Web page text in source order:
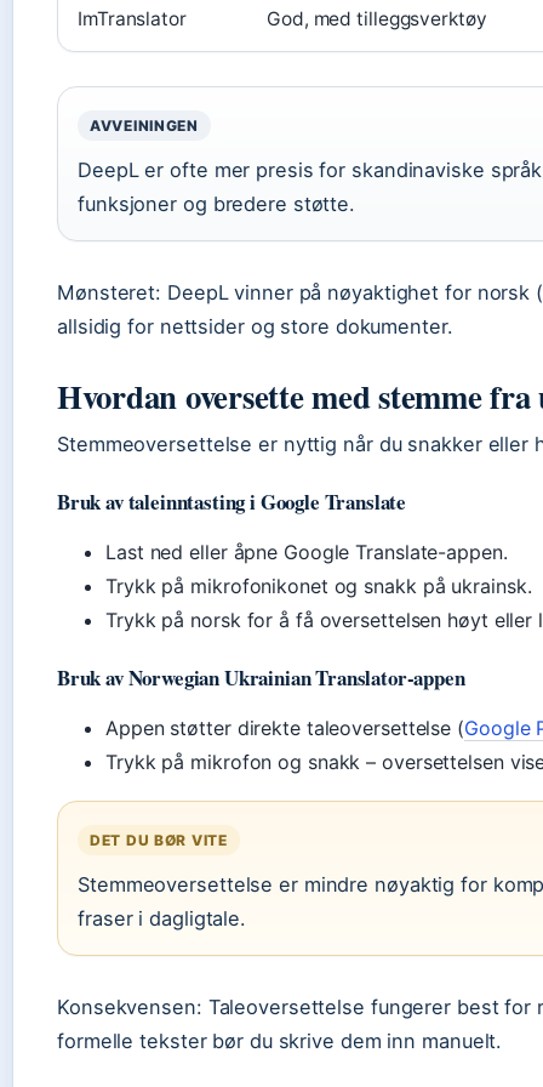
ImTranslator God, med tilleggsverktøy
AVVEININGEN
DeepL er ofte mer presis for skandinaviske
funksjoner og bredere støtte.
Mønsteret: DeepL vinner på nøyaktighet for norsk
allsidig for nettsider og store dokumenter.
Hvordan oversette med stemme
Stemmeoversettelse er nyttig når du snakker eller
Bruk av taleinntasting i Google Translate
Last ned eller åpne Google Translate-appen.
Trykk på mikrofonikonet og snakk på ukrainsk.
Trykk på norsk for å få oversettelsen høyt eller
Bruk av Norwegian Ukrainian Translator-appen
Appen støtter direkte taleoversettelse (Google
Trykk på mikrofon og snakk – oversettelsen
DET DU BØR VITE
Stemmeoversettelse er mindre nøyaktig for
fraser i dagligtale.
Konsekvensen: Taleoversettelse fungerer best for
formelle tekster bør du skrive dem inn manuelt.